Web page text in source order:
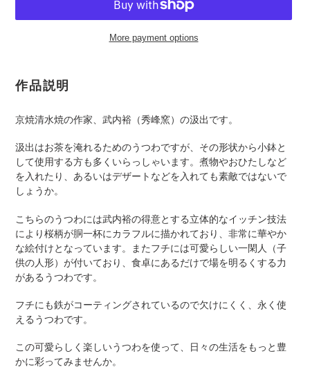
More payment options
product
to
cart
作品説明
京焼清水焼の作家、武内裕（秀峰窯）の汲出です。
汲出はお茶を淹れるためのうつわですが、その形状から小鉢と
して使用する方も多くいらっしゃいます。煮物やおひたしなど
を入れたり、あるいはデザートなどを入れても素敵ではないで
しょうか。
こちらのうつわには武内裕の得意とする立体的なイッチン技法
により桜柄が胴一杯にカラフルに描かれており、非常に華やか
な絵付けとなっています。またフチには可愛らしい一閑人（子
供の人形）が付いており、食卓にあるだけで場を明るくする力
があるうつわです。
フチにも鉄がコーティングされているので欠けにくく、永く使
えるうつわです。
この可愛らしく楽しいうつわを使って、日々の生活をもっと豊
かに彩ってみませんか。